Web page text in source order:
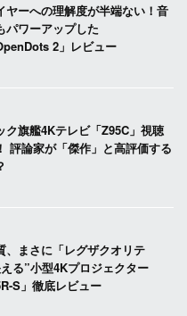
ヤーへの理解度が半端ない！音
パワーアップした
2」レビュー
ク旗艦4Kテレビ「Z95C」視聴
評論家が「傑作」と高評価する
、まさに「レグザクオリテ
る”小型4Kプロジェクター
S」徹底レビュー